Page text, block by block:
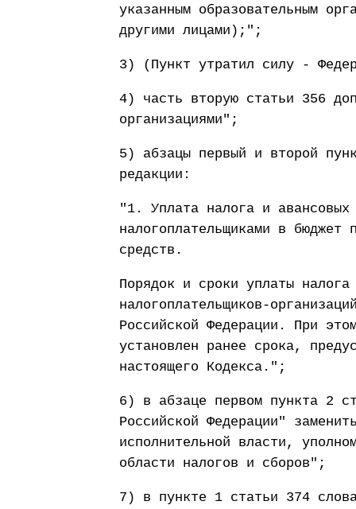
указанным образовательным
другими лицами);";
3) (Пункт утратил силу -
4) часть вторую статьи 356
организациями";
5) абзацы первый и второй
редакции:
"1. Уплата налога и авансовых
налогоплательщиками в бюджет
средств.
Порядок и сроки уплаты
налогоплательщиков-
Российской Федерации. При
установлен ранее срока,
настоящего Кодекса.";
6) в абзаце первом пункта 2
Российской Федерации"
исполнительной власти,
области налогов и сборов";
7) в пункте 1 статьи 374